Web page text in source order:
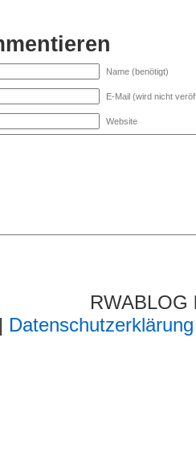
Name (benötigt)
E-Mail (wird nicht
Website
| Datenschutzerklärung